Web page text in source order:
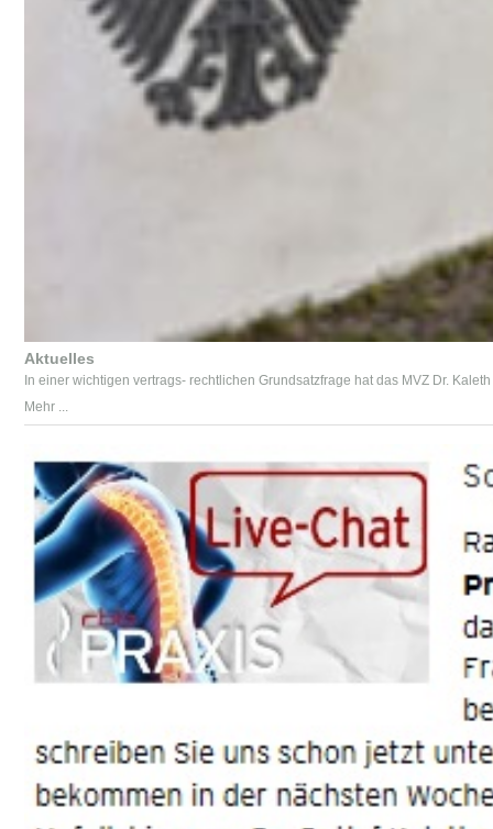
Aktuelles
In einer wichtigen vertrags- rechtlichen Grundsatzfrage hat das MVZ Dr.
Mehr ...